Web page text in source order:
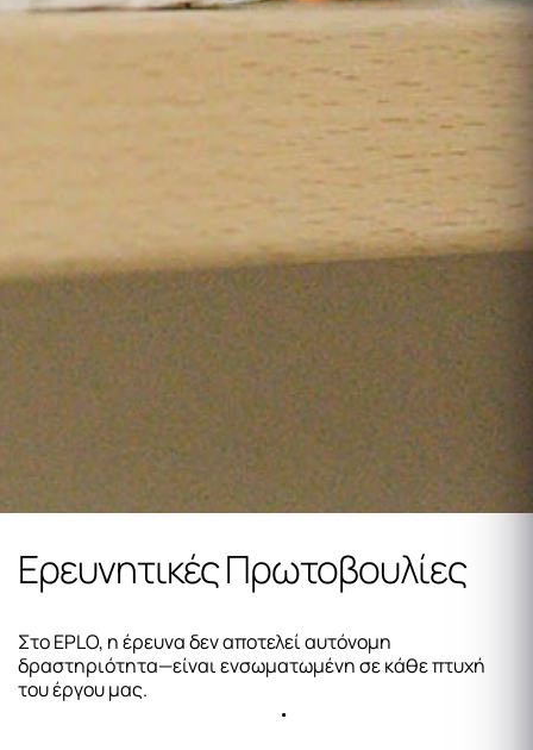
Ερευνητικές Πρωτοβουλίες
Στο EPLO, η έρευνα δεν αποτελεί αυτόνομη
δραστηριότητα—είναι ενσωματωμένη σε κάθε πτυχή
του έργου μας.